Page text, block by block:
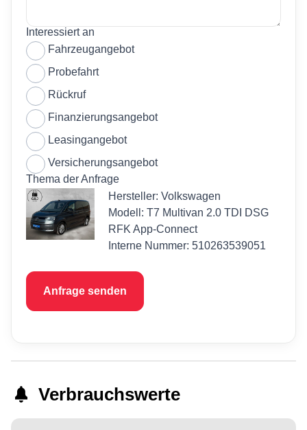
Interessiert an
Fahrzeugangebot
Probefahrt
Rückruf
Finanzierungsangebot
Leasingangebot
Versicherungsangebot
Thema der Anfrage
Hersteller: Volkswagen
Modell: T7 Multivan 2.0 TDI DSG
RFK App-Connect
Interne Nummer: 510263539051
Anfrage senden
Verbrauchswerte